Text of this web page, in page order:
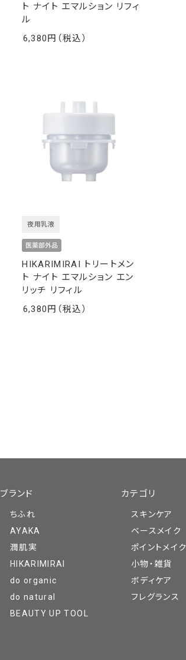
ト ナイト エマルション リフィ
ル
6,380
HIKARIMIRAI トリートメン
ト ナイト エマルション エン
リッチ リフィル
夜用乳液
6,380
ブランド
ちふれ
AYAKA
潤肌実
HIKARIMIRAI
do organic
do natural
BEAUTY UP TOOL
カテゴリ
スキンケア
ベースメイク
ポイントメイク
小物・雑貨
ボディケア
フレグランス